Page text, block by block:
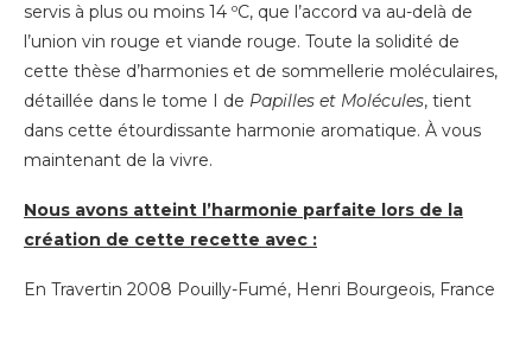
servis à plus ou moins 14 ºC, que l’accord va au-delà de
l’union vin rouge et viande rouge. Toute la solidité de
cette thèse d’harmonies et de sommellerie moléculaires,
détaillée dans le tome I de Papilles et Molécules, tient
dans cette étourdissante harmonie aromatique. À vous
maintenant de la vivre.
Nous avons atteint l’harmonie parfaite lors de la
création de cette recette avec :
En Travertin 2008 Pouilly-Fumé, Henri Bourgeois, France